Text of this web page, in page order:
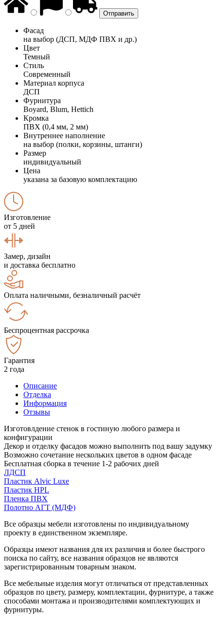
Фасад
на выбор (ДСП, МДФ ПВХ и др.)
Цвет
Темный
Стиль
Современный
Материал корпуса
ДСП
Фурнитура
Boyard, Blum, Hettich
Кромка
ПВХ (0,4 мм, 2 мм)
Внутреннее наполнение
на выбор (полки, корзины, штанги)
Размер
индивидуальный
Цена
указана за базовую комплектацию
Изготовление
от 5 дней
Замер, дизайн
и доставка бесплатно
Оплата наличными, безналичный расчёт
Беспроцентная рассрочка
Гарантия
2 года
Описание
Отделка
Информация
Отзывы
Изготовлдение стенок в гостиную любого размера и
конфигурации
Декор и отделку фасадов можно выполнить под вашу задумку
Возможно сочетание нескольких цветов в одном фасаде
Бесплатная сборка в течение 1-2 рабочих дней
ЛДСП
Пластик Alvic Luxe
Пластик HPL
Пленка ПВХ
Полотно АГТ (МДФ)
Все образцы мебели изготовлены по индивидуальному
проекту в единственном экземпляре.
Образцы имеют названия для их различия и более быстрого
поиска по сайту, все названия образцов не являются
зарегистрированным товарным знаком.
Все мебельные изделия могут отличаться от представленных
образцов по цвету, размеру, комплектации, фурнитуре, а также
способами монтажа и производителями комплектующих и
фурнитуры.